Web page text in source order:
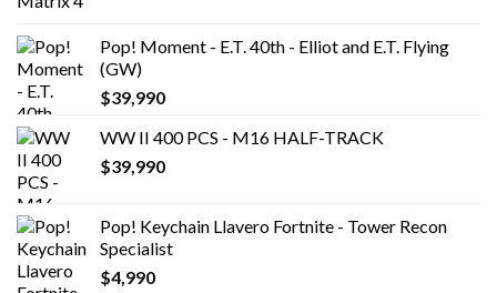
era:
es:
Pop! Moment - E.T. 40th - Elliot and E.T. Flying
(GW)
$39,990
WW II 400 PCS - M16 HALF-TRACK
$39,990
Pop! Keychain Llavero Fortnite - Tower Recon
Specialist
$4,990